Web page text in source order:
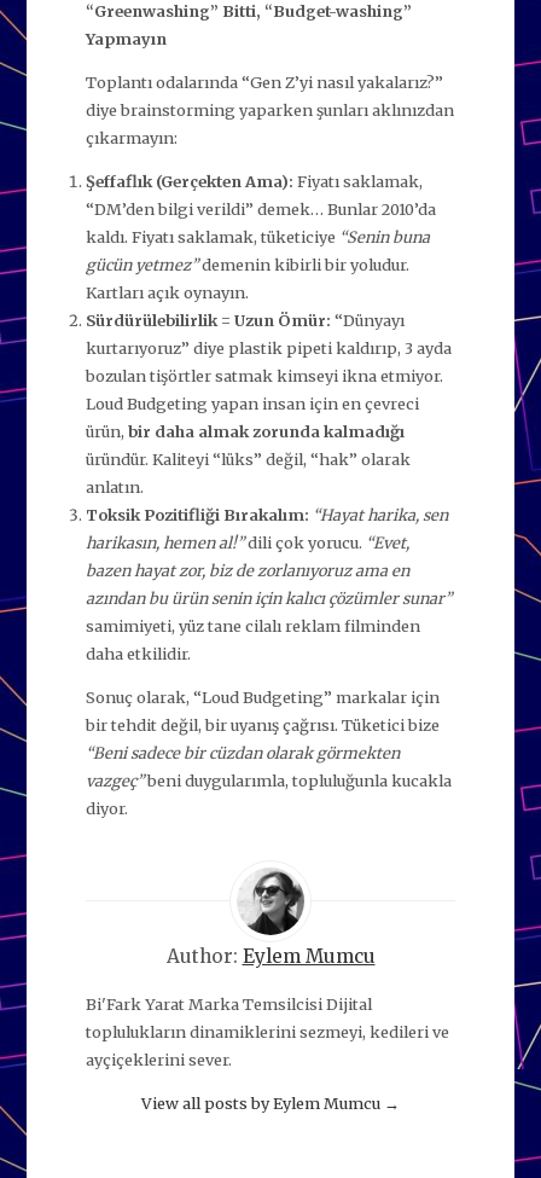
“Greenwashing” Bitti, “Budget-washing”
Yapmayın
Toplantı odalarında “Gen Z’yi nasıl yakalarız?”
diye brainstorming yaparken şunları aklınızdan
çıkarmayın:
Şeffaflık (Gerçekten Ama): Fiyatı saklamak,
“DM’den bilgi verildi” demek… Bunlar 2010’da
kaldı. Fiyatı saklamak, tüketiciye “Senin buna
gücün yetmez”demenin kibirli bir yoludur.
Kartları açık oynayın.
Sürdürülebilirlik = Uzun Ömür: “Dünyayı
kurtarıyoruz” diye plastik pipeti kaldırıp, 3 ayda
bozulan tişörtler satmak kimseyi ikna etmiyor.
Loud Budgeting yapan insan için en çevreci
ürün, bir daha almak zorunda kalmadığı
üründür. Kaliteyi “lüks” değil, “hak” olarak
anlatın.
Toksik Pozitifliği Bırakalım: “Hayat harika, sen
harikasın, hemen al!”dili çok yorucu. “Evet,
bazen hayat zor, biz de zorlanıyoruz ama en
azından bu ürün senin için kalıcı çözümler sunar”
samimiyeti, yüz tane cilalı reklam filminden
daha etkilidir.
Sonuç olarak, “Loud Budgeting” markalar için
bir tehdit değil, bir uyanış çağrısı. Tüketici bize
“Beni sadece bir cüzdan olarak görmekten
vazgeç”beni duygularımla, topluluğunla kucakla
diyor.
Author: Eylem Mumcu
Bi'Fark Yarat Marka Temsilcisi Dijital
toplulukların dinamiklerini sezmeyi, kedileri ve
ayçiçeklerini sever.
View all posts by Eylem Mumcu →